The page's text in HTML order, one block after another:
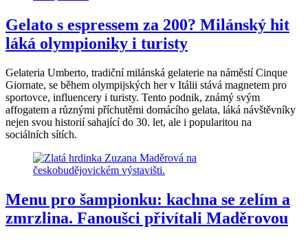
Gelato s espressem za 200? Milánský hit
láká olympioniky i turisty
Gelateria Umberto, tradiční milánská gelaterie na náměstí Cinque
Giornate, se během olympijských her v Itálii stává magnetem pro
sportovce, influencery i turisty. Tento podnik, známý svým
affogatem a různými příchutěmi domácího gelata, láká návštěvníky
nejen svou historií sahající do 30. let, ale i popularitou na
sociálních sítích.
Menu pro šampionku: kachna se zelím a
zmrzlina. Fanoušci přivítali Maděrovou